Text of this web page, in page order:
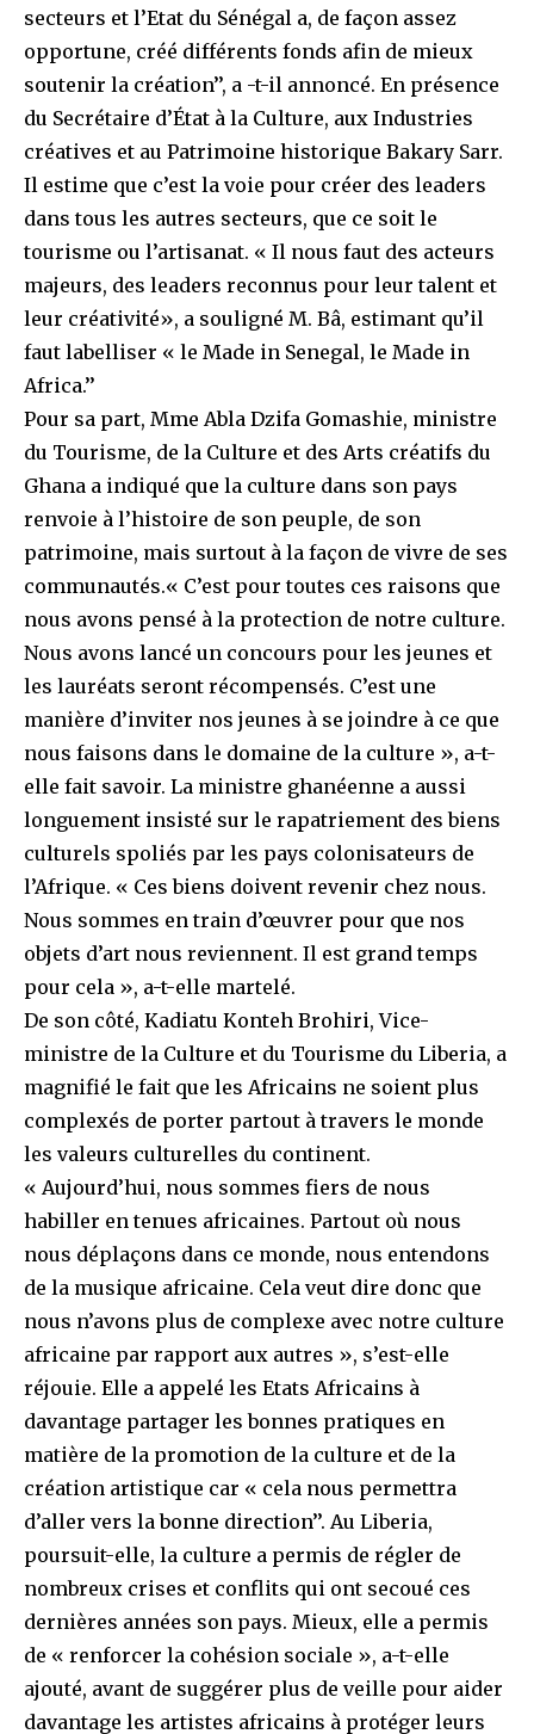
secteurs et l’Etat du Sénégal a, de façon assez
opportune, créé différents fonds afin de mieux
soutenir la création’’, a -t-il annoncé. En présence
du Secrétaire d’État à la Culture, aux Industries
créatives et au Patrimoine historique Bakary Sarr.
Il estime que c’est la voie pour créer des leaders
dans tous les autres secteurs, que ce soit le
tourisme ou l’artisanat. « Il nous faut des acteurs
majeurs, des leaders reconnus pour leur talent et
leur créativité», a souligné M. Bâ, estimant qu’il
faut labelliser « le Made in Senegal, le Made in
Africa.’’
Pour sa part, Mme Abla Dzifa Gomashie, ministre
du Tourisme, de la Culture et des Arts créatifs du
Ghana a indiqué que la culture dans son pays
renvoie à l’histoire de son peuple, de son
patrimoine, mais surtout à la façon de vivre de ses
communautés.« C’est pour toutes ces raisons que
nous avons pensé à la protection de notre culture.
Nous avons lancé un concours pour les jeunes et
les lauréats seront récompensés. C’est une
manière d’inviter nos jeunes à se joindre à ce que
nous faisons dans le domaine de la culture », a-t-
elle fait savoir. La ministre ghanéenne a aussi
longuement insisté sur le rapatriement des biens
culturels spoliés par les pays colonisateurs de
l’Afrique. « Ces biens doivent revenir chez nous.
Nous sommes en train d’œuvrer pour que nos
objets d’art nous reviennent. Il est grand temps
pour cela », a-t-elle martelé.
De son côté, Kadiatu Konteh Brohiri, Vice-
ministre de la Culture et du Tourisme du Liberia, a
magnifié le fait que les Africains ne soient plus
complexés de porter partout à travers le monde
les valeurs culturelles du continent.
« Aujourd’hui, nous sommes fiers de nous
habiller en tenues africaines. Partout où nous
nous déplaçons dans ce monde, nous entendons
de la musique africaine. Cela veut dire donc que
nous n’avons plus de complexe avec notre culture
africaine par rapport aux autres », s’est-elle
réjouie. Elle a appelé les Etats Africains à
davantage partager les bonnes pratiques en
matière de la promotion de la culture et de la
création artistique car « cela nous permettra
d’aller vers la bonne direction’’. Au Liberia,
poursuit-elle, la culture a permis de régler de
nombreux crises et conflits qui ont secoué ces
dernières années son pays. Mieux, elle a permis
de « renforcer la cohésion sociale », a-t-elle
ajouté, avant de suggérer plus de veille pour aider
davantage les artistes africains à protéger leurs